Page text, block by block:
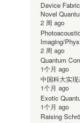
Device
Novel
2 周 ago
Imaging/
2 周 ago
Quantum
1个月 ago
中国科大实
1个月 ago
Exotic
1个月 ago
Raising